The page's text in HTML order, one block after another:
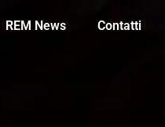
REM News Contatti